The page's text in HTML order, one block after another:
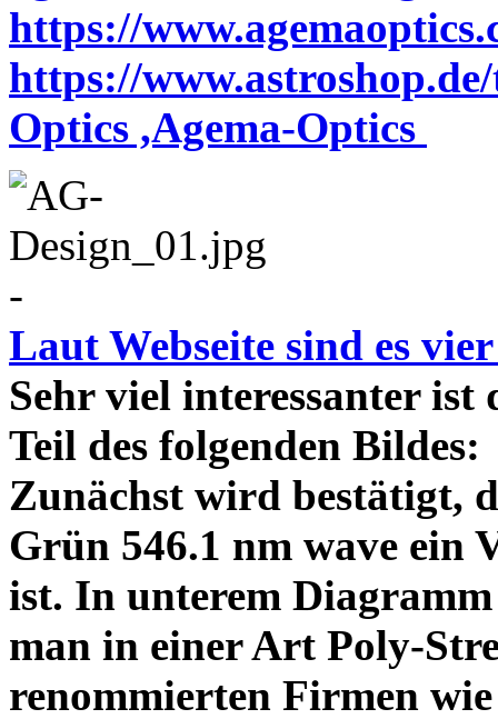
https://
https://
Optics ,Agema-Optics
-
Laut Webseite sind es
Sehr viel interessanter
Teil des folgenden
Zunächst wird bestätigt,
Grün 546.1 nm wave ein
ist. In unterem
man in einer Art Poly-
renommierten Firmen